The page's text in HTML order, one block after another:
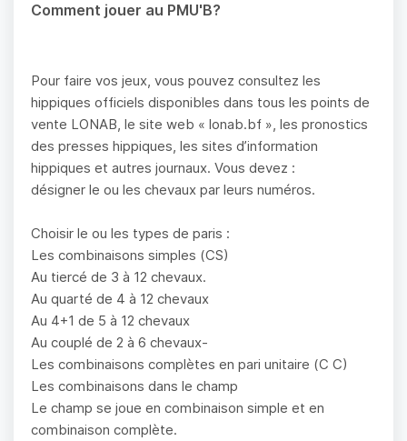
Comment jouer au PMU'B?
Pour faire vos jeux, vous pouvez consultez les
hippiques officiels disponibles dans tous les points de
vente LONAB, le site web « lonab.bf », les pronostics
des presses hippiques, les sites d’information
hippiques et autres journaux. Vous devez :
désigner le ou les chevaux par leurs numéros.
Choisir le ou les types de paris :
Les combinaisons simples (CS)
Au tiercé de 3 à 12 chevaux.
Au quarté de 4 à 12 chevaux
Au 4+1 de 5 à 12 chevaux
Au couplé de 2 à 6 chevaux-
Les combinaisons complètes en pari unitaire (C C)
Les combinaisons dans le champ
Le champ se joue en combinaison simple et en
combinaison complète.